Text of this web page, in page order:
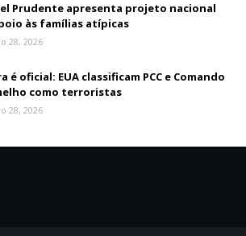
Prudente apresenta projeto nacional
às famílias atípicas
28, 2026
é oficial: EUA classificam PCC e Comando
como terroristas
28, 2026